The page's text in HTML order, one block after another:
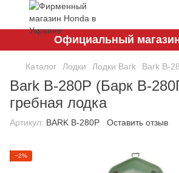
Официальный
Каталог Лодки Лодки Bark Bark B-
Bark B-280P (Барк В-
гребная лодка
Артикул: BARK B-280P Оставить отзыв
−2%